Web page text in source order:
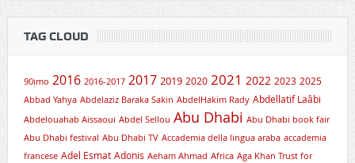
TAG CLOUD
90imo 2016 2016-2017 2017 2019 2020 2021 2022 2023 2025
Abbad Yahya Abdelaziz Baraka Sakin AbdelHakim Rady Abdellatif Laâbi
Abdelouahab Aissaoui Abdel Sellou Abu Dhabi Abu Dhabi book fair
Abu Dhabi festival Abu Dhabi TV Accademia della lingua araba accademia
francese Adel Esmat Adonis Aeham Ahmad Africa Aga Khan Trust for